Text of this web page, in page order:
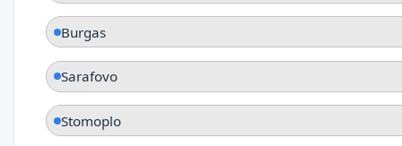
Burgas
Sarafovo
Stomoplo